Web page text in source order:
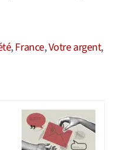
,France,Votre argent,